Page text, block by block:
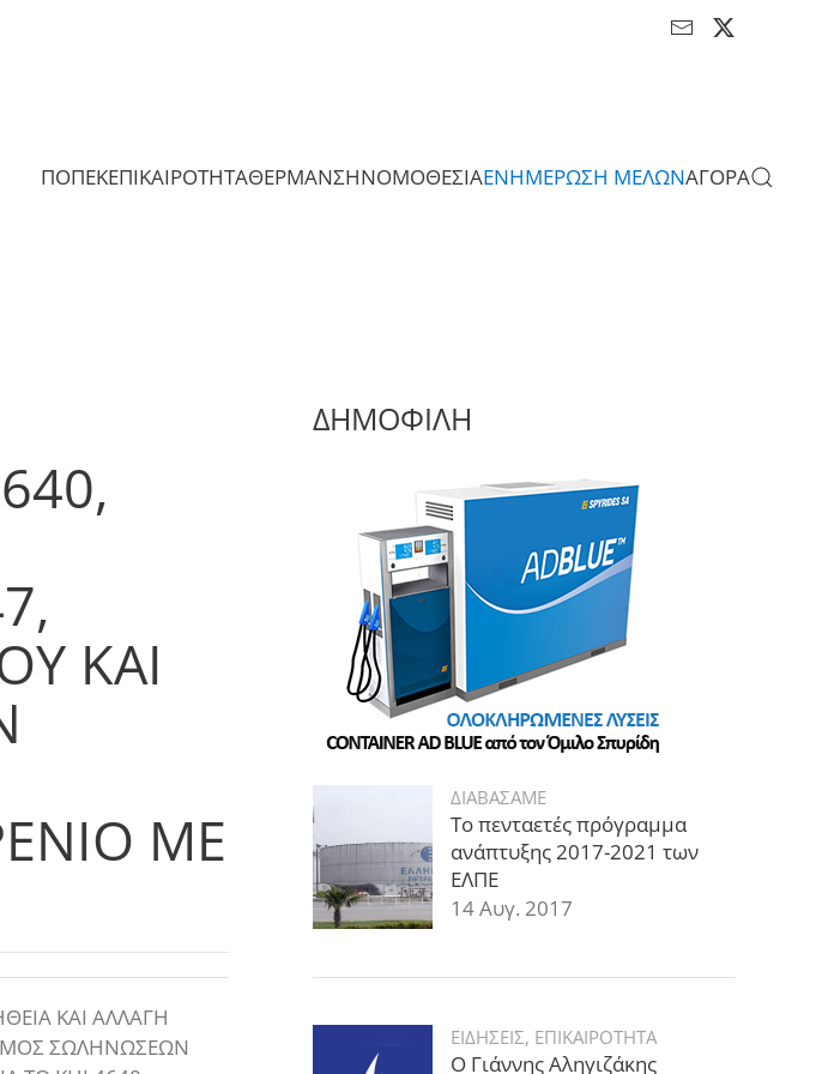
ΠΟΠΕΚΕΠΙΚΑΙΡΟΤΗΤΑΘΕΡΜΑΝΣΗΝΟΜΟΘΕΣΙΑΕΝΗΜΕΡΩΣΗ ΜΕΛΩΝΑΓΟΡΑ
ΚΑΙ
ΜΕ
ΚΑΙ ΑΛΛΑΓΗ
ΣΩΛΗΝΩΣΕΩΝ
ΔΗΜΟΦΙΛΗ
ΔΙΑΒΑΣΑΜΕ
Το πενταετές πρόγραμμα
ανάπτυξης 2017-2021 των
ΕΛΠΕ
14 Αυγ. 2017
ΕΙΔΗΣΕΙΣ, ΕΠΙΚΑΙΡΟΤΗΤΑ
Ο Γιάννης Αληγιζάκης